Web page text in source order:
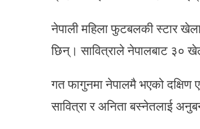
नेपाली महिला फुटबलकी स्टार
छिन्। सावित्राले नेपालबाट ३०
गत फागुनमा नेपालमै भएको दक्षिण
सावित्रा र अनिता बस्नेतलाई